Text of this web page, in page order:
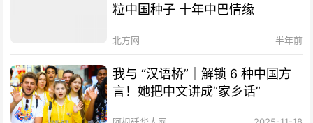
粒中国种子 十年中巴情缘
北方网 半年前
我与 “汉语桥”｜解锁 6 种中国方
言！她把中文讲成“家乡话”